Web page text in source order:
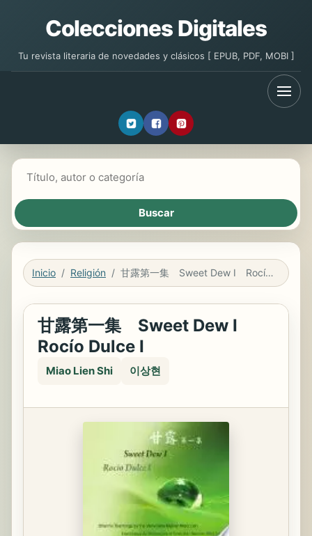
Colecciones Digitales
Tu revista literaria de novedades y clásicos [ EPUB, PDF, MOBI ]
Inicio Religión 甘露第一集 Sweet Dew Ι Rocío Dulce Ι
甘露第一集 Sweet Dew Ι
Rocío Dulce Ι
Miao Lien Shi 이상현